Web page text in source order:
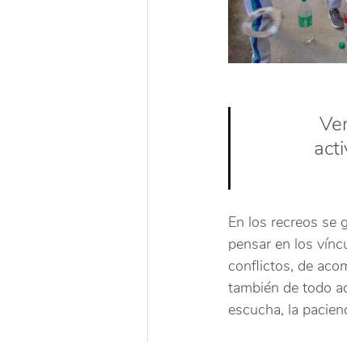
En los recreos se
pensar en los
conflictos, de
también de todo
escucha, la